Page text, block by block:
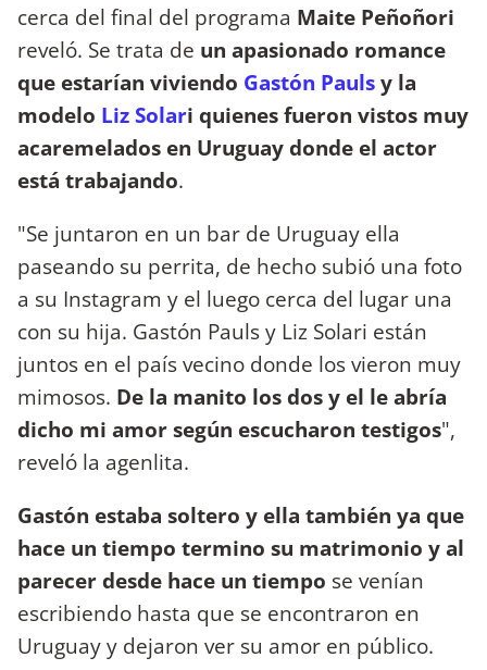
cerca del final del programa Maite Peñoñori
reveló. Se trata de un apasionado romance
que estarían viviendo Gastón Paulsy la
modelo Liz Solari quienes fueron vistos muy
acaremelados en Uruguay donde el actor
está trabajando.
"Se juntaron en un bar de Uruguay ella
paseando su perrita, de hecho subió una foto
a su Instagram y el luego cerca del lugar una
con su hija. Gastón Pauls y Liz Solari están
juntos en el país vecino donde los vieron muy
mimosos. De la manito los dos y el le abría
dicho mi amor según escucharon testigos",
reveló la agenlita.
Gastón estaba soltero y ella también ya que
hace un tiempo termino su matrimonio y al
parecer desde hace un tiempo se venían
escribiendo hasta que se encontraron en
Uruguay y dejaron ver su amor en público.